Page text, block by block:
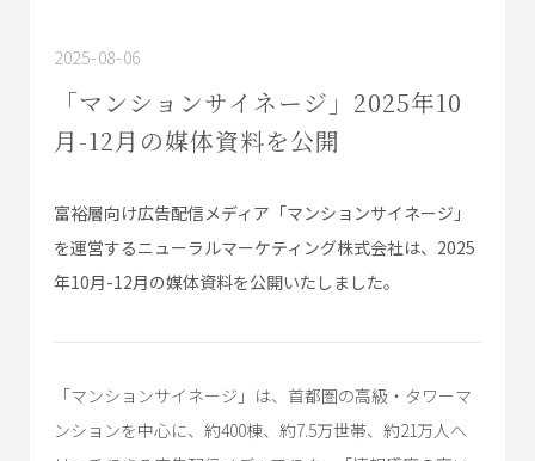
2025-08-06
「マンションサイネージ」2025年10
月-12月の媒体資料を公開
富裕層向け広告配信メディア「マンションサイネージ」
を運営するニューラルマーケティング株式会社は、2025
年10月-12月の媒体資料を公開いたしました。
「マンションサイネージ」は、首都圏の高級・タワーマ
ンションを中心に、約400棟、約7.5万世帯、約21万人へ